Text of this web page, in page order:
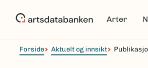
Arter
Forside Aktuelt og innsikt